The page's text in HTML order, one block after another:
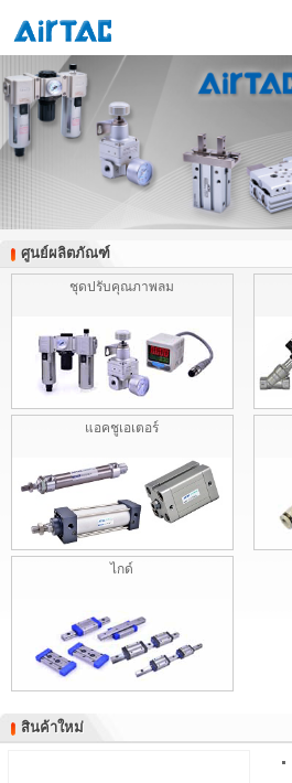
ศูนย์ผลิตภัณฑ์
ศูนย์ผลิตภัณฑ์
ชุดปรับคุณภาพลม
แอคชูเอเตอร์
ไกด์
สินค้าใหม่
สินค้าใหม่